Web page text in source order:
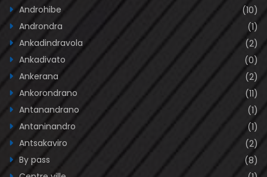
Androhibe
(10)
Androndra
(1)
Ankadindravola
(2)
Ankadivato
(0)
Ankerana
(2)
Ankorondrano
(11)
Antanandrano
(1)
Antaninandro
(1)
Antsakaviro
(2)
By pass
(8)